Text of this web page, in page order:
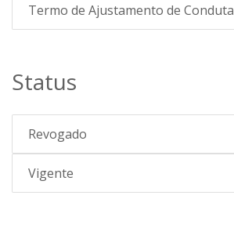
Termo de Ajustamento de Conduta
Status
Revogado
Vigente